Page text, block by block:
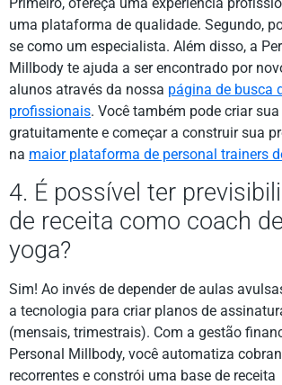
uma plataforma de qualidade. Segundo,
se como um especialista. Além disso, a
Millbody te ajuda a ser encontrado por
alunos através da nossa página de busca
profissionais. Você também pode criar
gratuitamente e começar a construir sua
na maior plataforma de personal trainers
4. É possível ter
de receita como coach de
yoga?
Sim! Ao invés de depender de aulas
a tecnologia para criar planos de
(mensais, trimestrais). Com a gestão
Personal Millbody, você automatiza
recorrentes e constrói uma base de receita